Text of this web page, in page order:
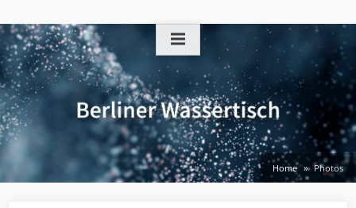
to
content
Home Photos